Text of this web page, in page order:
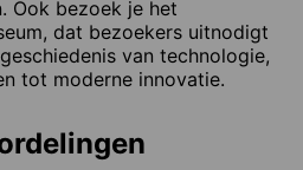
Ook bezoek je het
dat bezoekers uitnodigt
van technologie,
tot moderne innovatie.